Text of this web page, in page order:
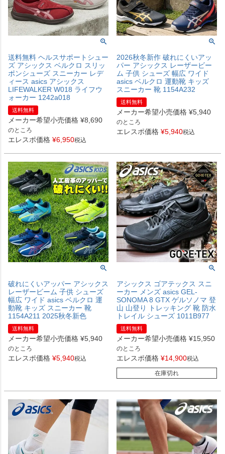
送料無料 ヘルスサポートシュー
ズ アシックス ベルクロ スリッ
ポンシューズ スニーカー レデ
ィース asics アシックス
LIFEWALKER W018 ライフウ
ォーカー 1242a018
送料無料
メーカー希望小売価格 ¥8,690
のところ
エレスポ価格 ¥6,950税込
2026秋冬新作 破れにくいアッ
パー アシックス レーザービー
ム 子供 シューズ 幅広 ワイド
asics ベルクロ 運動靴 キッズ
スニーカー 靴 1154A232
送料無料
メーカー希望小売価格 ¥5,940
のところ
エレスポ価格 ¥5,940税込
破れにくいアッパー アシックス
レーザービーム 子供 シューズ
幅広 ワイド asics ベルクロ 運
動靴 キッズ スニーカー 靴
1154A211 2025秋冬新色
送料無料
メーカー希望小売価格 ¥5,940
のところ
エレスポ価格 ¥5,940税込
アシックス ゴアテックス スニ
ーカー メンズ asics GEL-
SONOMA 8 GTX ゲルソノマ 登
山 山登り トレッキング 靴 防水
トレイル シューズ 1011B977
送料無料
メーカー希望小売価格 ¥15,950
のところ
エレスポ価格 ¥14,900税込
在庫切れ